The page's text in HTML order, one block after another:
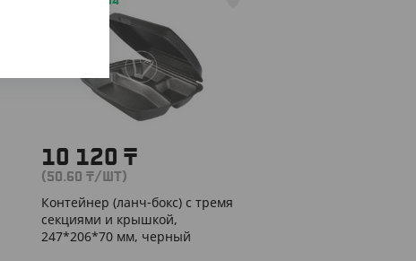
10 120 ₸
(50.60 ₸/ШТ)
Контейнер (ланч-бокс) с тремя
секциями и крышкой,
247*206*70 мм, черный